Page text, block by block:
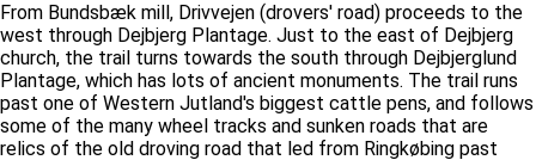
From Bundsbæk mill, Drivvejen (drovers' road) proceeds to the
west through Dejbjerg Plantage. Just to the east of Dejbjerg
church, the trail turns towards the south through Dejbjerglund
Plantage, which has lots of ancient monuments. The trail runs
past one of Western Jutland's biggest cattle pens, and follows
some of the many wheel tracks and sunken roads that are
relics of the old droving road that led from Ringkøbing past